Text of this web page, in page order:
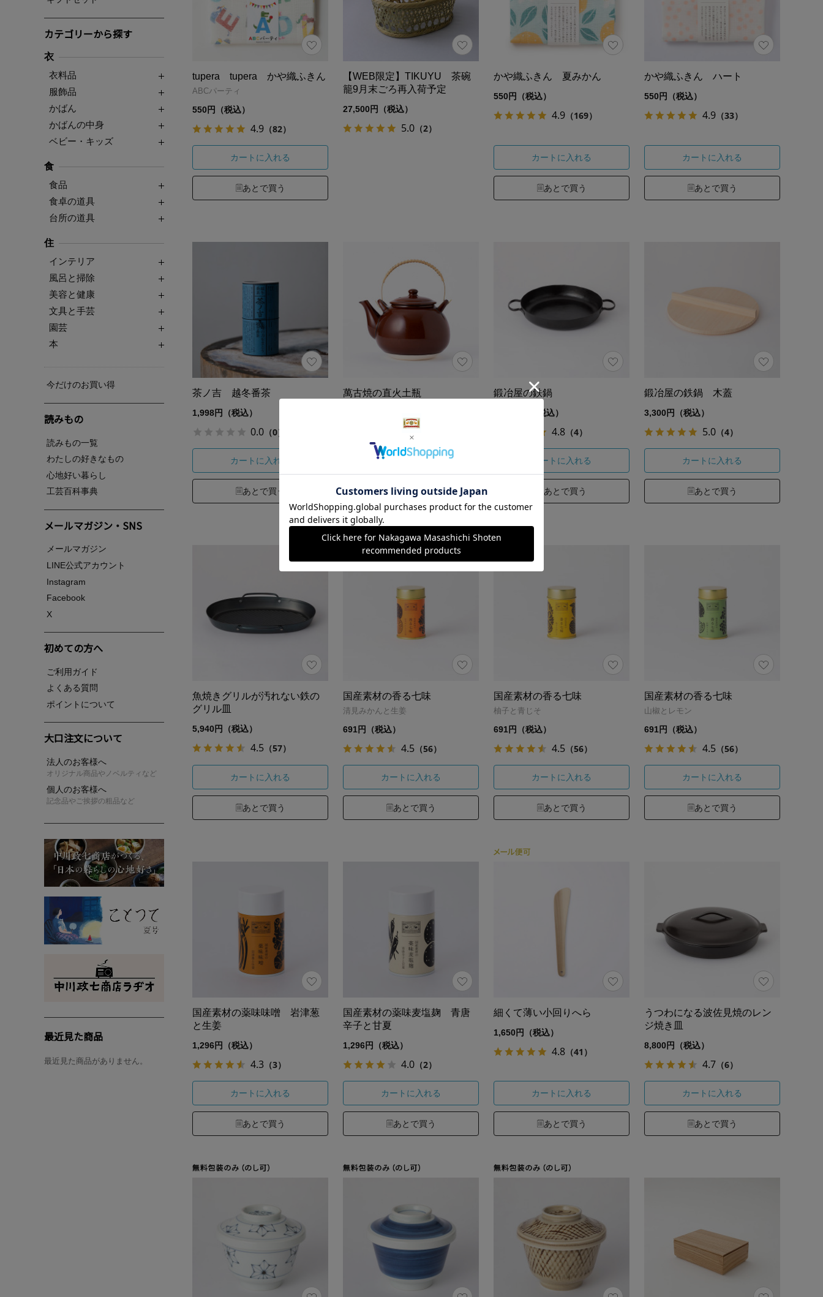
カテゴリーから探す
衣
衣料品
服飾品
かばん
かばんの中身
ベビー・キッズ
食
食品
食卓の道具
台所の道具
住
インテリア
風呂と掃除
美容と健康
文具と手芸
園芸
本
今だけのお買い得
読みもの
読みもの一覧
わたしの好きなもの
心地好い暮らし
工芸百科事典
メールマガジン・SNS
メールマガジン
LINE公式アカウント
Instagram
Facebook
X
初めての方へ
ご利用ガイド
よくある質問
ポイントについて
大口注文について
法人のお客様へ
オリジナル商品やノベルティなど
個人のお客様へ
記念品やご挨拶の粗品など
最近見た商品
最近見た商品がありません。
tupera tupera かや織ふきん
ABCパーティ
550円（税込）
4.9 （82）
カートに入れる
あとで買う
【WEB限定】TIKUYU 茶碗
籠9月末ごろ再入荷予定
27,500円（税込）
5.0 （2）
かや織ふきん 夏みかん
550円（税込）
4.9 （169）
カートに入れる
あとで買う
かや織ふきん ハート
550円（税込）
4.9 （33）
カートに入れる
あとで買う
茶ノ吉 越冬番茶
1,998円（税込）
0.0 （0）
カートに入れる
あとで買う
萬古焼の直火土瓶
4.2（5）
鍛冶屋の鉄鍋
18,700円（税込）
4.8 （4）
カートに入れる
あとで買う
鍛冶屋の鉄鍋 木蓋
3,300円（税込）
5.0 （4）
カートに入れる
あとで買う
魚焼きグリルが汚れない鉄の
グリル皿
5,940円（税込）
4.5 （57）
カートに入れる
あとで買う
国産素材の香る七味
清見みかんと生姜
691円（税込）
4.5 （56）
カートに入れる
あとで買う
国産素材の香る七味
柚子と青じそ
691円（税込）
4.5 （56）
カートに入れる
あとで買う
国産素材の香る七味
山椒とレモン
691円（税込）
4.5 （56）
カートに入れる
あとで買う
国産素材の薬味味噌 岩津葱
と生姜
1,296円（税込）
4.3 （3）
カートに入れる
あとで買う
国産素材の薬味麦塩麹 青唐
辛子と甘夏
1,296円（税込）
4.0 （2）
カートに入れる
あとで買う
細くて薄い小回りへら
1,650円（税込）
4.8 （41）
カートに入れる
あとで買う
うつわになる波佐見焼のレン
ジ焼き皿
8,800円（税込）
4.7 （6）
カートに入れる
あとで買う